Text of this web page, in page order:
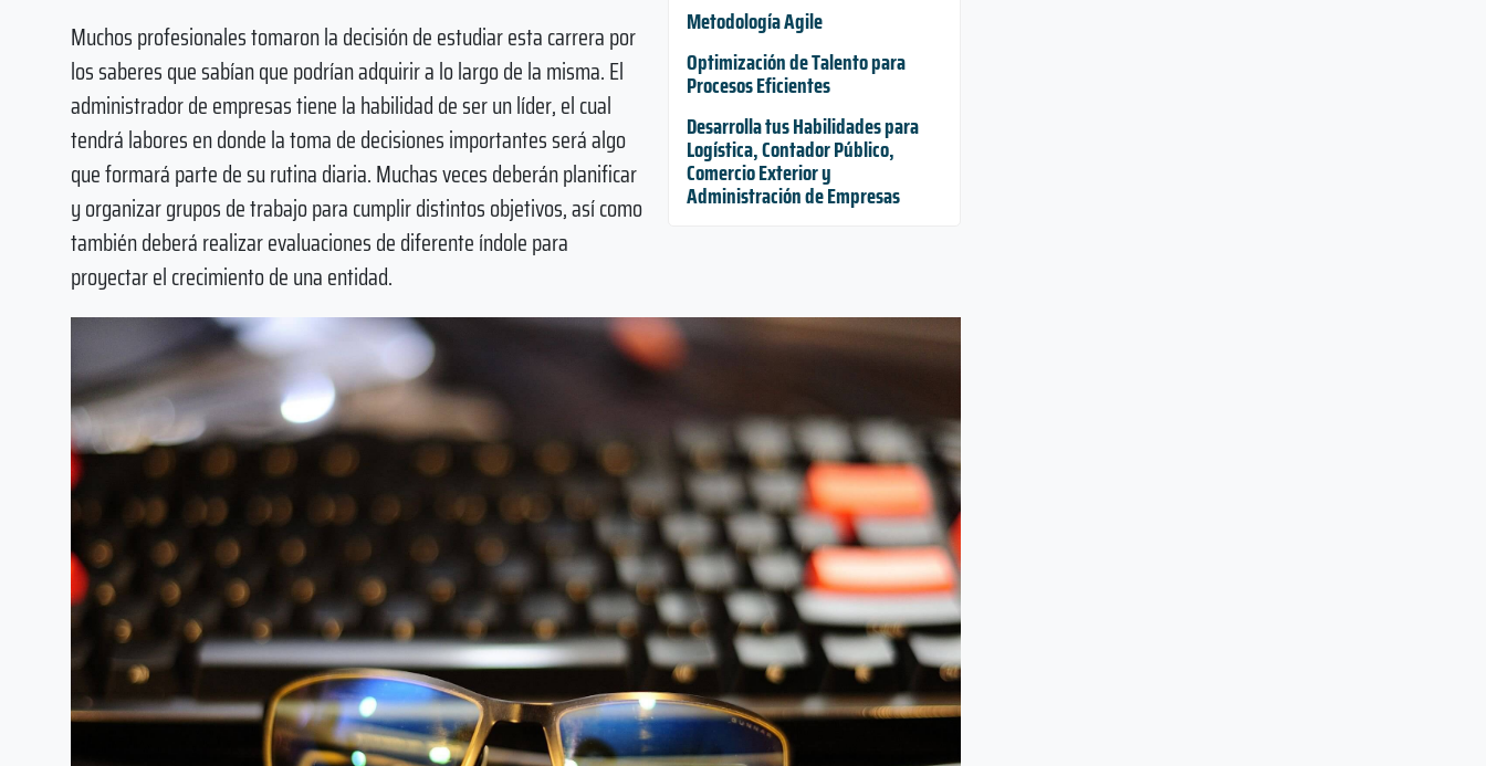
Metodología Agile
Optimización de Talento para
Procesos Eficientes
Desarrolla tus Habilidades para
Logística, Contador Público,
Comercio Exterior y
Administración de Empresas
Muchos profesionales tomaron la decisión de estudiar esta carrera por
los saberes que sabían que podrían adquirir a lo largo de la misma. El
administrador de empresas tiene la habilidad de ser un líder, el cual
tendrá labores en donde la toma de decisiones importantes será algo
que formará parte de su rutina diaria. Muchas veces deberán planificar
y organizar grupos de trabajo para cumplir distintos objetivos, así como
también deberá realizar evaluaciones de diferente índole para
proyectar el crecimiento de una entidad.